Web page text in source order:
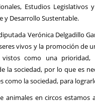
Estudios Legislativos
y Desarrollo Sustentable.
Verónica Delgadillo
vivos y la promoción de
vistos como una
la sociedad, por lo que es
como la sociedad, para
animales en circos estamos